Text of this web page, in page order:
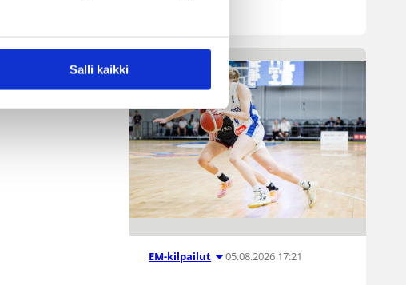
Salli kaikki
EM-kilpailut 05.08.2026 17:21